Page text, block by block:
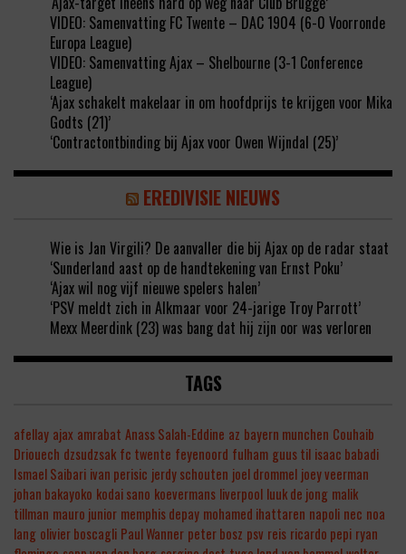
VIDEO: Samenvatting FC Twente – DAC 1904 (6-0 Voorronde
Europa League)
VIDEO: Samenvatting Ajax – Shelbourne (3-1 Conference
League)
‘Ajax schakelt makelaar in om hoofdprijs te krijgen voor Mika
Godts (21)’
‘Contractontbinding bij Ajax voor Owen Wijndal (25)’
EREDIVISIE NIEUWS
Wie is Jan Virgili? De aanvaller die bij Ajax op de radar staat
‘Sunderland aast op de handtekening van Ernst Poku’
‘Ajax wil nog vijf nieuwe spelers halen’
‘PSV meldt zich in Alkmaar voor 24-jarige Troy Parrott’
Mexx Meerdink (23) was bang dat hij zijn oor was verloren
TAGS
afellay ajax amrabat Anass Salah-Eddine az bayern munchen Couhaib
Driouech dzsudzsak fc twente feyenoord fulham guus til isaac babadi
Ismael Saibari ivan perisic jerdy schouten joel drommel joey veerman
johan bakayoko kodai sano koevermans liverpool luuk de jong malik
tillman mauro junior memphis depay mohamed ihattaren napoli nec noa
lang olivier boscagli Paul Wanner peter bosz psv reis ricardo pepi ryan